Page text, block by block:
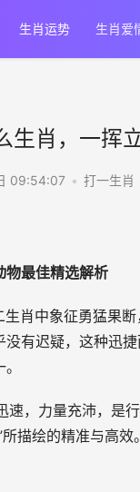
生肖运势 生肖爱
生肖，一挥
09:54:07 • 打一生肖
物最佳精选解析
生肖中象征勇猛果
有迟疑，这种迅
速，力量充沛，是
所描绘的精准与高